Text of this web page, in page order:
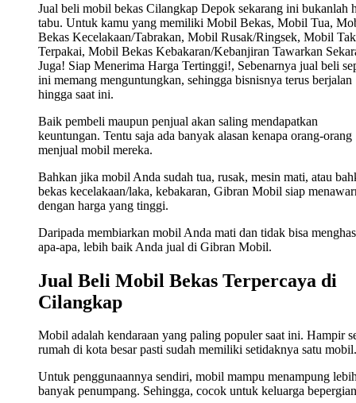
Jual beli mobil bekas Cilangkap Depok sekarang ini bukanlah
tabu. Untuk kamu yang memiliki Mobil Bekas, Mobil Tua,
Bekas Kecelakaan/Tabrakan, Mobil Rusak/Ringsek, Mobil Tak
Terpakai, Mobil Bekas Kebakaran/Kebanjiran Tawarkan
Juga! Siap Menerima Harga Tertinggi!, Sebenarnya jual beli
ini memang menguntungkan, sehingga bisnisnya terus berjalan
hingga saat ini.
Baik pembeli maupun penjual akan saling mendapatkan
keuntungan. Tentu saja ada banyak alasan kenapa orang-orang
menjual mobil mereka.
Bahkan jika mobil Anda sudah tua, rusak, mesin mati, atau
bekas kecelakaan/laka, kebakaran, Gibran Mobil siap
dengan harga yang tinggi.
Daripada membiarkan mobil Anda mati dan tidak bisa
apa-apa, lebih baik Anda jual di Gibran Mobil.
Jual Beli Mobil Bekas Terpercaya di
Cilangkap
Mobil adalah kendaraan yang paling populer saat ini. Hampir
rumah di kota besar pasti sudah memiliki setidaknya satu mobil.
Untuk penggunaannya sendiri, mobil mampu menampung
banyak penumpang. Sehingga, cocok untuk keluarga